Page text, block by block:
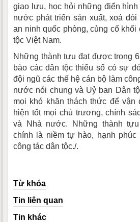
giao lưu, học hỏi những điển hình
nước phát triển sản xuất, xoá
an ninh quốc phòng, củng cố khối
tộc Việt Nam.
Những thành tựu đạt được trong
bào các dân tộc thiểu số có sự
đội ngũ các thế hệ cán bộ làm
nước nói chung và Uỷ ban Dân
mọi khó khăn thách thức để vận
hiện tốt mọi chủ trương, chính
và Nhà nước. Những thành
chính là niềm tự hào, hạnh phúc
công tác dân tộc./.
Từ khóa
Tin liên quan
Tin khác